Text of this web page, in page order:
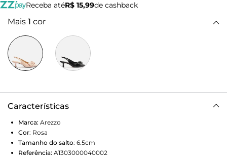
Receba atéR$ 15,99de cashback
Mais 1 cor
Características
Marca: Arezzo
Cor: Rosa
Tamanho do salto: 6.5cm
Referência: A1303000040002